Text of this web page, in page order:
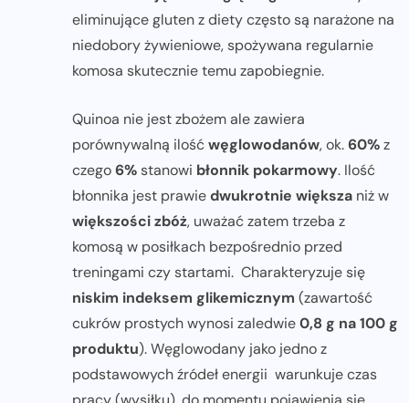
eliminujące gluten z diety często są narażone na
niedobory żywieniowe, spożywana regularnie
komosa skutecznie temu zapobiegnie.
Quinoa nie jest zbożem ale zawiera
porównywalną ilośćwęglowodanów, ok.60%z
czego6%stanowi błonnik pokarmowy. Ilość
błonnika jest prawiedwukrotnie większa niż w
większości zbóż, uważać zatem trzeba z
komosą w posiłkach bezpośrednio przed
treningami czy startami. Charakteryzuje się
niskim indeksem glikemicznym (zawartość
cukrów prostych wynosi zaledwie0,8 g na 100 g
produktu). Węglowodany jako jedno z
podstawowych źródeł energii warunkuje czas